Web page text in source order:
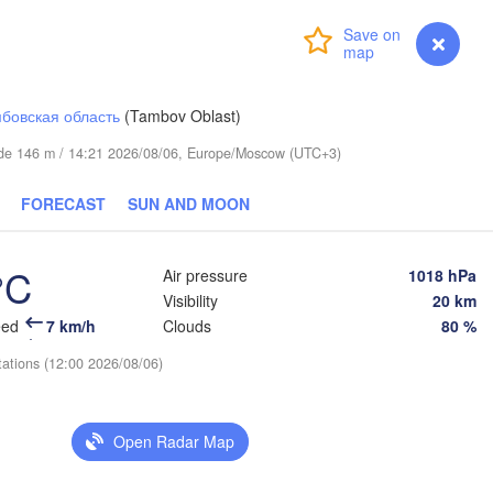
myVentusky Forecast
область (Tambov Oblast)
146 m / 14:21 2026/08/06, Europe/Moscow (UTC+3)
FORECAST SUN AND MOON
7 km/h
Air pressure
1018 hPa
Visibility
20 km
Clouds
80 %
(12:00 2026/08/06)
Open Radar Map
Ижевск
(Naberezhnye Chelny)
Стерлитамак
(Sterlitamak)
Нижний
Златоуст
(Zlatoust)